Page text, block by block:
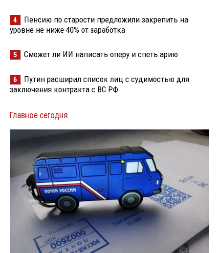
4
Пенсию по старости предложили закрепить на
уровне не ниже 40% от заработка
5 Сможет ли ИИ написать оперу и спеть арию
6
Путин расширил список лиц с судимостью для
заключения контракта с ВС РФ
Главное сегодня